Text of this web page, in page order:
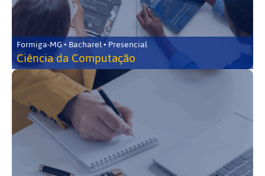
Formiga-MG • Bacharel • Presencial
Ciência da Computação